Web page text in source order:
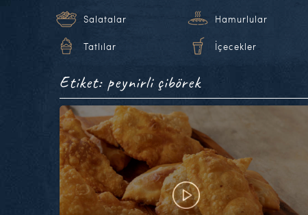
Salatalar Hamurlular
Tatlılar İçecekler
Etiket: peynirli çibörek